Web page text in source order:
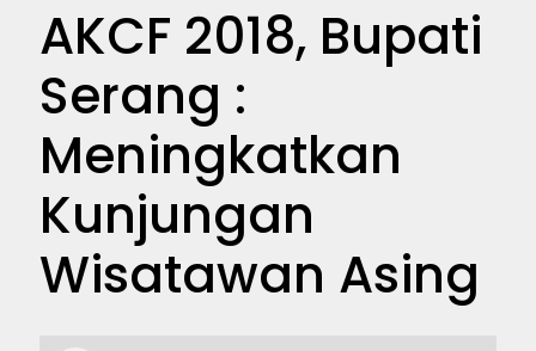
AKCF 2018, Bupati
Serang :
Meningkatkan
Kunjungan
Wisatawan Asing